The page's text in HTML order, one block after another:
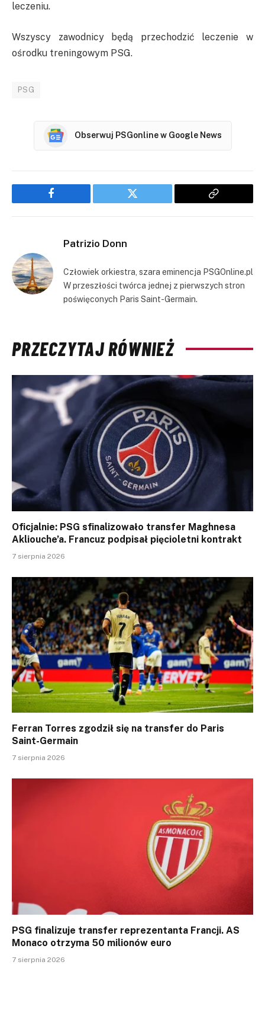
leczeniu.
Wszyscy zawodnicy będą przechodzić leczenie w
ośrodku treningowym PSG.
PSG
Obserwuj PSGonline w Google News
Facebook Twitter
Copy
Patrizio Donn
Człowiek orkiestra, szara eminencja PSGOnline.pl
W przeszłości twórca jednej z pierwszych stron
poświęconych Paris Saint-Germain.
PRZECZYTAJ RÓWNIEŻ
Oficjalnie: PSG sfinalizowało transfer Maghnesa
Akliouche’a. Francuz podpisał pięcioletni kontrakt
7 sierpnia 2026
Ferran Torres zgodził się na transfer do Paris
Saint-Germain
7 sierpnia 2026
PSG finalizuje transfer reprezentanta Francji. AS
Monaco otrzyma 50 milionów euro
7 sierpnia 2026